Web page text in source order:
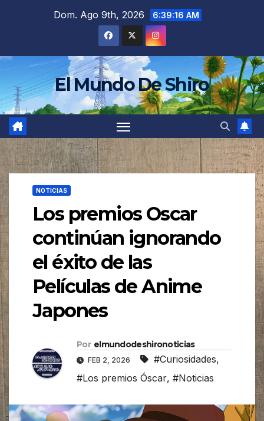
Dom. Ago 9th, 2026 6:39:18 AM
El Mundo De Shiro
NOTICIAS
Los premios Oscar
continúan ignorando
el éxito de las
Películas de Anime
Japones
Por elmundodeshironoticias
FEB 2, 2026 #Curiosidades,
#Los premios Óscar, #Noticias